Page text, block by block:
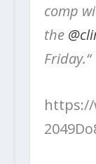
comp
the
Friday.“
https://